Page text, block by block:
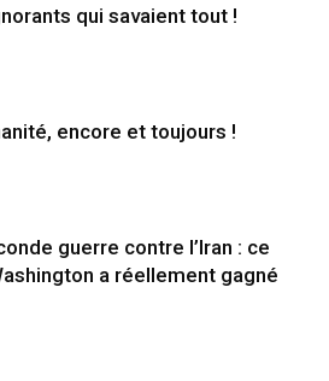
qui savaient tout !
encore et toujours !
guerre contre l’Iran : ce
a réellement gagné